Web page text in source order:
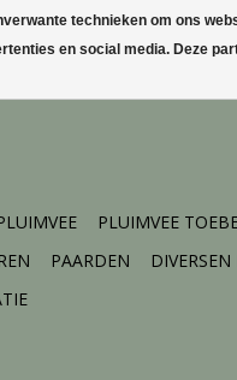
PLUIMVEE
PAARDEN
technieken om ons
en social media. Deze